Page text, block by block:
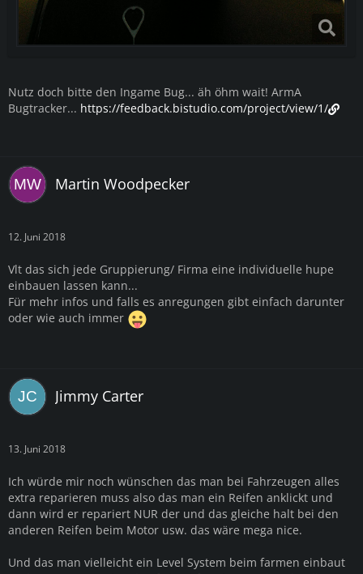
Nutz doch bitte den Ingame Bug... äh öhm wait! ArmA
Bugtracker... https://feedback.bistudio.com/project/view/1/
Martin Woodpecker
12. Juni 2018
Vlt das sich jede Gruppierung/ Firma eine individuelle hupe
einbauen lassen kann...
Für mehr infos und falls es anregungen gibt einfach darunter
oder wie auch immer
Jimmy Carter
13. Juni 2018
Ich würde mir noch wünschen das man bei Fahrzeugen alles
extra reparieren muss also das man ein Reifen anklickt und
dann wird er repariert NUR der und das gleiche halt bei den
anderen Reifen beim Motor usw. das wäre mega nice.
Und das man vielleicht ein Level System beim farmen einbaut